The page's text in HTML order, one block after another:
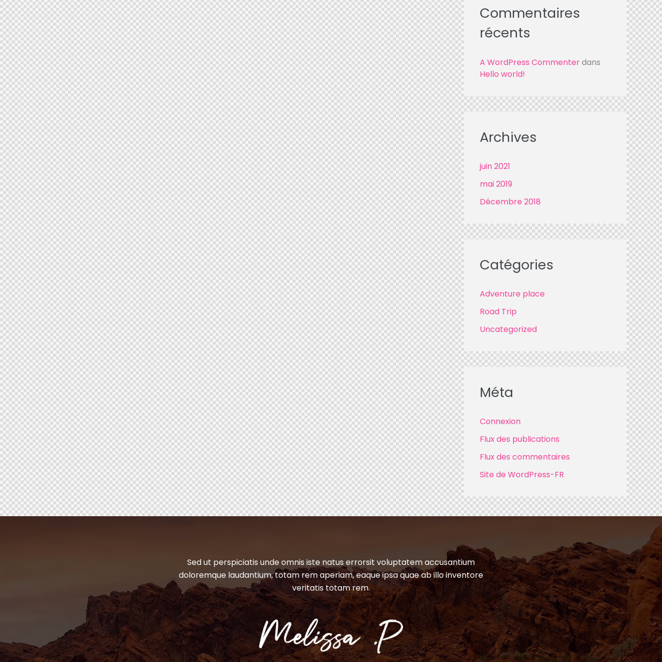
Commentaires
récents
A WordPress Commenterdans
Hello world!
Archives
juin2021
mai2019
Décembre 2018
Catégories
Adventure place
Road Trip
Uncategorized
Méta
Connexion
Flux des publications
Flux des commentaires
Site de WordPress-FR
Sed ut perspiciatis unde omnis iste natus errorsit voluptatem accusantium
doloremque laudantium, totam rem aperiam, eaque ipsa quae ab illo inventore
veritatis totam rem.